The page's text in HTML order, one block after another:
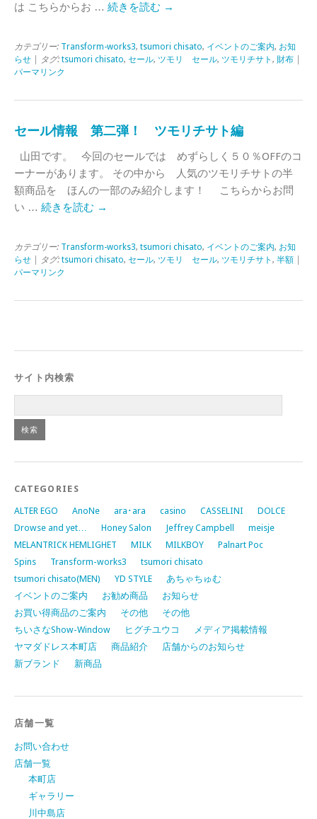
は こちらからお … 続きを読む →
カテゴリー: Transform-works3, tsumori chisato, イベントのご案内, お知
らせ | タグ: tsumori chisato, セール, ツモリ セール, ツモリチサト , 財布
パーマリンク
セール情報 第二弾！ ツモリチサト編
山田です。 今回のセールでは めずらしく５０％OFFのコ
ーナーがあります。 その中から 人気のツモリチサトの半
額商品を ほんの一部のみ紹介します！ こちらからお問
い … 続きを読む →
カテゴリー: Transform-works3, tsumori chisato, イベントのご案内, お知
らせ | タグ: tsumori chisato, セール, ツモリ セール, ツモリチサト , 半額
パーマリンク
サイト内検索
CATEGORIES
ALTER EGO AnoNe ara･ara casino CASSELINI
DOLCE
Drowse and yet…
Honey Salon Jeffrey Campbell
meisje
MELANTRICK HEMLIGHET
MILK MILKBOY
Palnart Poc
Spins
Transform-works3
tsumori chisato
tsumori chisato(MEN)
YD STYLE
あちゃちゅむ
イベントのご案内
お勧め商品
お知らせ
お買い得商品のご案内
その他
その他
ちいさなShow-Window
ヒグチユウコ
メディア掲載情報
ヤマダドレス本町店
商品紹介
店舗からのお知らせ
新ブランド
新商品
店舗一覧
お問い合わせ
店舗一覧
本町店
ギャラリー
川中島店